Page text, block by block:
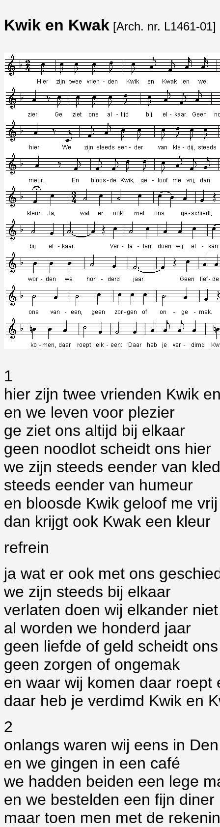
Kwik en Kwak [Arch. nr. L1461-01]
1
hier zijn twee vrienden Kwik
en we leven voor plezier
ge ziet ons altijd bij elkaar
geen noodlot scheidt ons hier
we zijn steeds eender van
steeds eender van humeur
en bloosde Kwik geloof me vrij
dan krijgt ook Kwak een kleur
refrein
ja wat er ook met ons
we zijn steeds bij elkaar
verlaten doen wij elkander niet
al worden we honderd jaar
geen liefde of geld scheidt
geen zorgen of ongemak
en waar wij komen daar roept
daar heb je verdimd Kwik en
2
onlangs waren wij eens in
en we gingen in een café
we hadden beiden een lege
en we bestelden een fijn diner
maar toen men met de